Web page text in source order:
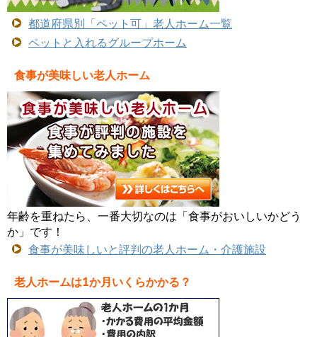
都道府県別「ペット可」老人ホーム一覧
ペットと入れるグループホーム
食事が美味しい老人ホーム
年齢を重ねたら、一番大切なのは「食事がおいしいかどう
か」です！
食事が美味しいと評判の老人ホーム・介護施設
老人ホームは1か月いくらかかる？